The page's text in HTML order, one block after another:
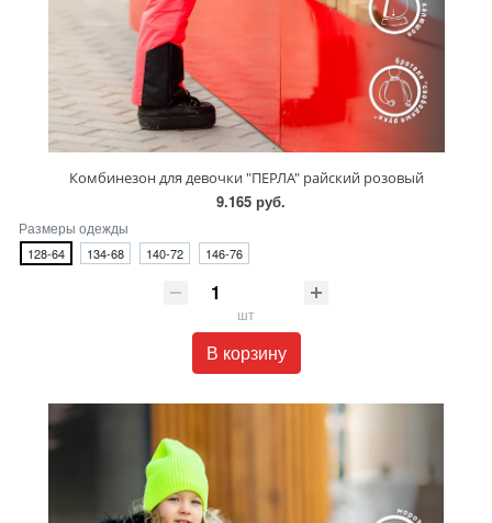
Комбинезон для девочки "ПЕРЛА" райский розовый
9.165 руб.
Размеры одежды
128-64 134-68 140-72 146-76
шт
В корзину